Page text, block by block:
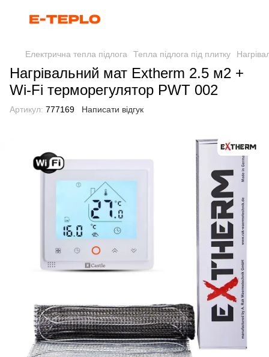
Електрична тепла підлога Тепла підлога під плитку
Нагрівальний мат Extherm 2.5 м2 +
Wi-Fi терморегулятор PWT 002
Артикул: 777169 Написати відгук